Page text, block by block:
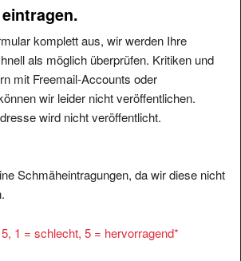
komplett aus, wir werden Ihre
als möglich überprüfen. Kritiken und
mit Freemail-Accounts oder
wir leider nicht veröffentlichen.
wird nicht veröffentlicht.
Schmäheintragungen, da wir diese nicht
1 = schlecht, 5 = hervorragend*